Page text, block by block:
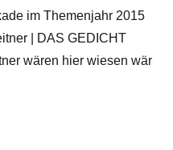
im Themenjahr 2015
| DAS GEDICHT
wären hier wiesen wär